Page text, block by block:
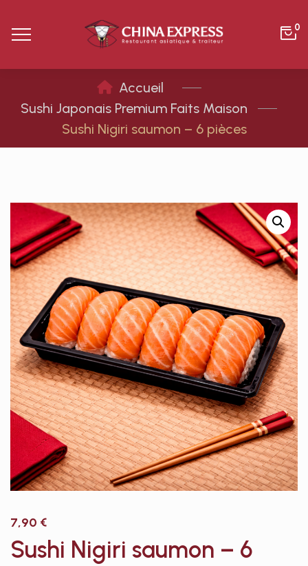
0
Sushi Japonais Premium Faits Maison
Sushi Nigiri saumon – 6 pièces
7,90 €
Sushi Nigiri saumon – 6